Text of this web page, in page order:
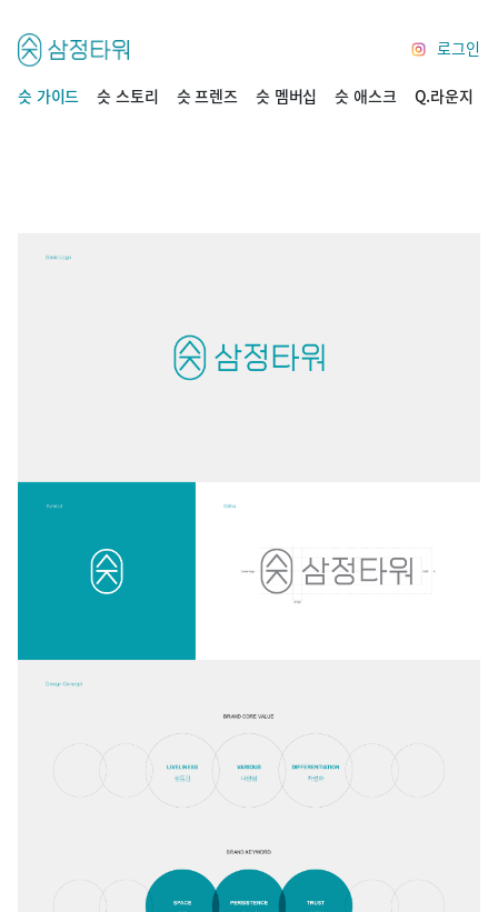
로그인
슷 가이드 슷 스토리 슷 프렌즈 슷 멤버십 슷 애스크 Q.라운지